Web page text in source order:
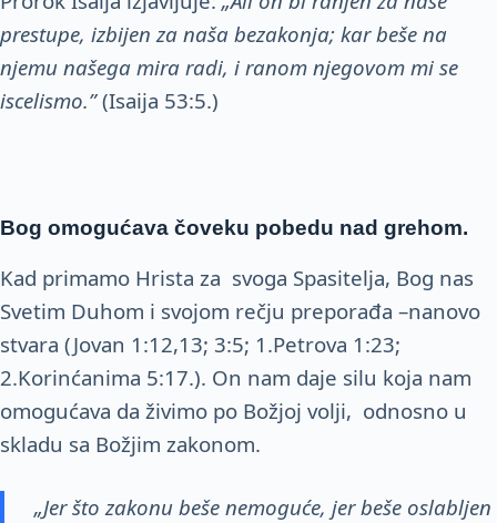
prestupe, izbijen za naša bezakonja; kar beše na
njemu našega mira radi, i ranom njegovom mi se
iscelismo.”(Isaija 53:5.)
Bog omogućava čoveku pobedu nad grehom.
Kad primamo Hrista za svoga Spasitelja, Bog nas
Svetim Duhom i svojom rečju preporađa –nanovo
stvara (Jovan 1:12,13; 3:5; 1.Petrova 1:23;
2.Korinćanima 5:17.). On nam daje silu koja nam
omogućava da živimo po Božjoj volji, odnosno u
skladu sa Božjim zakonom.
„Jer što zakonu beše nemoguće, jer beše oslabljen